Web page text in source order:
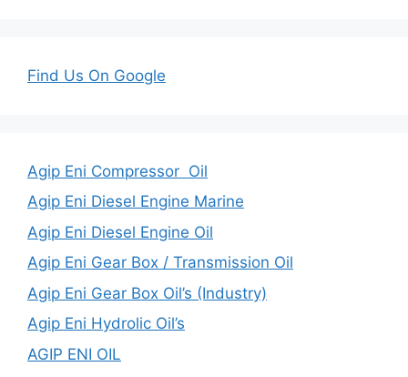
Find Us On Google
Agip Eni Compressor Oil
Agip Eni Diesel Engine Marine
Agip Eni Diesel Engine Oil
Agip Eni Gear Box / Transmission Oil
Agip Eni Gear Box Oil’s (Industry)
Agip Eni Hydrolic Oil’s
AGIP ENI OIL